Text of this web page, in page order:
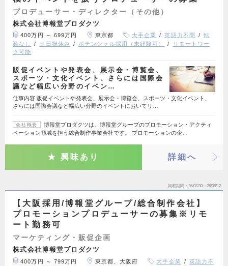
プロデューサー・ディレクター（その他）
株式会社博報堂プロダクツ
400万円 ～ 699万円 東京都 大手企業 英語力不問
転
勤なし
土日祝休み ポテンシャル採用（未経験可）
リモートワー
ク可能
販促イベントや発表会、展示会・博覧会、
スポーツ・文化イベント、さらには国際会
議など幅広い分野のイベン…
仕事内容 販促イベントや発表会、展示会・博覧会、スポーツ・文化イベント、
さらには国際会議など幅広い分野のイベントにおいてリ…
会社概要
博報堂プロダクツは、博報堂グループのプロモーション・アクティ
ベーション領域を担う総合制作事業会社です。 プロモーションの企…
興味あり 詳細へ
掲載期間 26/07/30～26/08/12
【大阪採用/博報堂グループ/総合制作会社】
プロモーションプロデューサーの募集※リモ
ート勤務可
マーケティング・販促企画
株式会社博報堂プロダクツ
400万円 ～ 799万円 東京都、大阪府 大手企業 英語力不